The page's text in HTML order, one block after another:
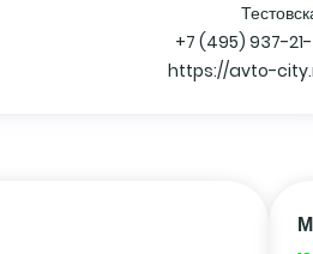
+7 (495) 937-21-
https://avto-